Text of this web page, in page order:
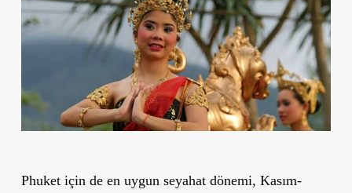
Phuket için de en uygun seyahat dönemi, Kasım-